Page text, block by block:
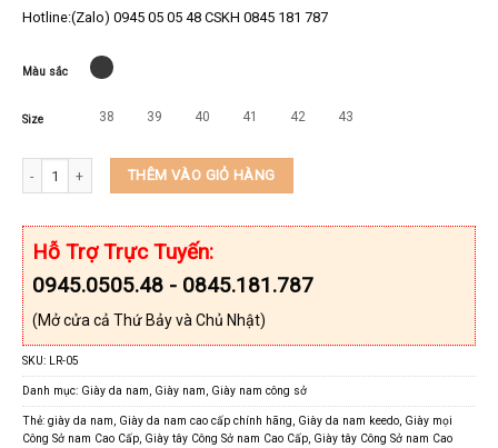
Hotline:(Zalo) 0945 05 05 48 CSKH 0845 181 787
Màu sắc
Size 38 39 40 41 42 43
Giày da nam cao cấp da bò thật thương hiệu KEEDO LR-05 số lượng
THÊM VÀO GIỎ HÀNG
Hỗ Trợ Trực Tuyến:
0945.0505.48 - 0845.181.787
(Mở cửa cả Thứ Bảy và Chủ Nhật)
SKU: LR-05
Danh mục: Giày da nam, Giày nam, Giày nam công sở
Thẻ: giày da nam, Giày da nam cao cấp chính hãng, Giày da nam keedo, Giày mọi
Công Sở nam Cao Cấp, Giày tây Công Sở nam Cao Cấp, Giày tây Công Sở nam Cao